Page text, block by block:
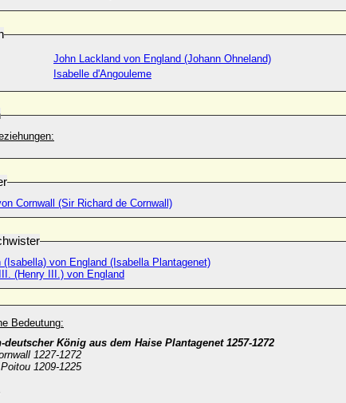
John Lackland von England (Johann Ohneland)
Isabelle d'Angouleme
Cornwall (Sir Richard de Cornwall)
(Isabella) von England (Isabella Plantagenet)
(Henry III.) von England
Bedeutung:
deutscher König aus dem Haise Plantagenet 1257-1272
1227-1272
1209-1225